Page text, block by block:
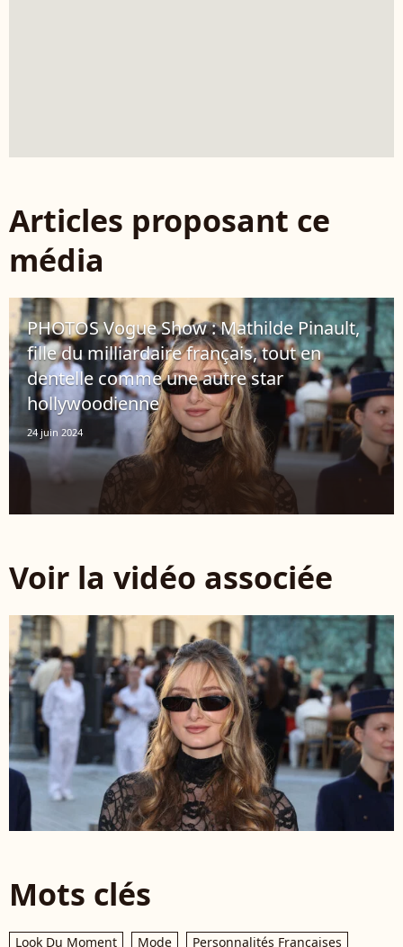
Articles proposant ce
média
PHOTOS Vogue Show : Mathilde Pinault,
fille du milliardaire français, tout en
dentelle comme une autre star
hollywoodienne
24 juin 2024
Voir la vidéo associée
Mots clés
Look Du Moment Mode Personnalités Françaises